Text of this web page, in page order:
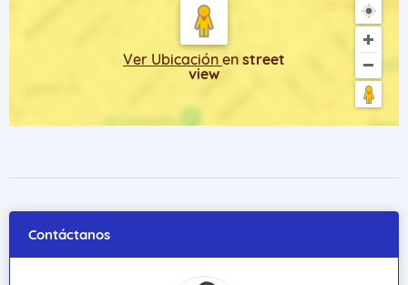
Ver Ubicación en street
view
Contáctanos